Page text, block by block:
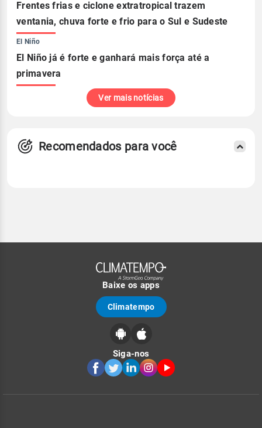
Frentes frias e ciclone extratropical trazem
ventania, chuva forte e frio para o Sul e Sudeste
El Niño
El Niño já é forte e ganhará mais força até a
primavera
Ver mais notícias
Recomendados para você
Baixe os apps
Climatempo
Siga-nos